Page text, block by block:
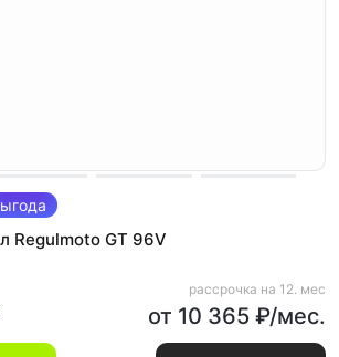
Regulmoto GT 96V
рассрочка на 12. мес
от 10 365 ₽/мес.